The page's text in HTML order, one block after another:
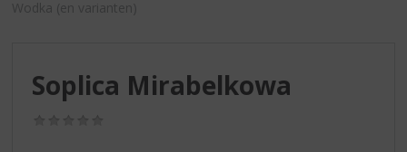
Wodka (en varianten)
Soplica Mirabelkowa